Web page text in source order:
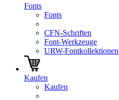
Fonts
Fonts
CFN-Schriften
Font-Werkzeuge
URW-Fontkollektionen
Kaufen
Kaufen